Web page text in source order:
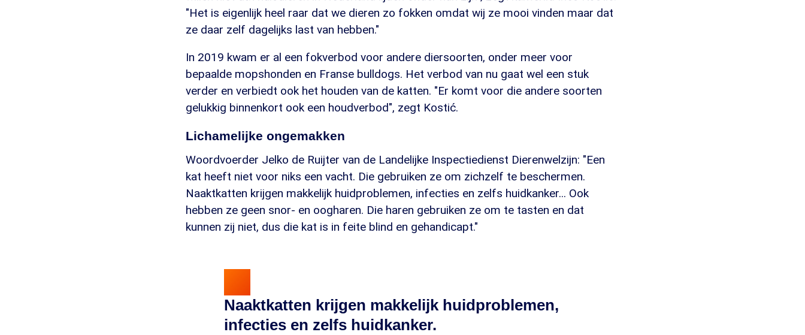
"Het is eigenlijk heel raar dat we dieren zo fokken omdat wij ze mooi vinden maar dat
ze daar zelf dagelijks last van hebben."
In 2019 kwam er al een fokverbod voor andere diersoorten, onder meer voor
bepaalde mopshonden en Franse bulldogs. Het verbod van nu gaat wel een stuk
verder en verbiedt ook het houden van de katten. "Er komt voor die andere soorten
gelukkig binnenkort ook een houdverbod", zegt Kostić.
Lichamelijke ongemakken
Woordvoerder Jelko de Ruijter van de Landelijke Inspectiedienst Dierenwelzijn: "Een
kat heeft niet voor niks een vacht. Die gebruiken ze om zichzelf te beschermen.
Naaktkatten krijgen makkelijk huidproblemen, infecties en zelfs huidkanker... Ook
hebben ze geen snor- en oogharen. Die haren gebruiken ze om te tasten en dat
kunnen zij niet, dus die kat is in feite blind en gehandicapt."
Naaktkatten krijgen makkelijk huidproblemen,
infecties en zelfs huidkanker.